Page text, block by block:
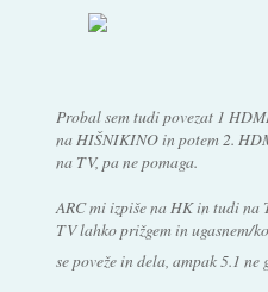
Probal sem tudi povezat 1
na HIŠNIKINO in potem 2.
na TV, pa ne pomaga.
ARC mi izpiše na HK in tudi
TV lahko prižgem in ugasnem/
se poveže in dela, ampak 5.1